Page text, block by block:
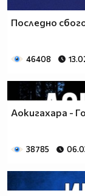
Последно
46408
Аокигахара -
38785